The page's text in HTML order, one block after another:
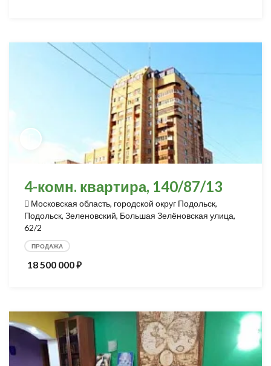
4-комн. квартира, 140/87/13
Московская область, городской округ Подольск,
Подольск, Зеленовский, Большая Зелёновская улица,
62/2
ПРОДАЖА
18 500 000⃏